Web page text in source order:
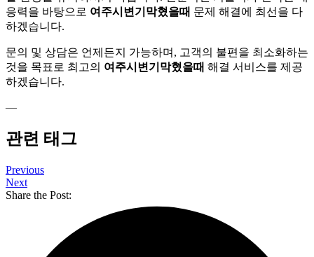
응력을 바탕으로 여주시변기막혔을때 문제 해결에 최선을 다
하겠습니다.
문의 및 상담은 언제든지 가능하며, 고객의 불편을 최소화하는
것을 목표로 최고의 여주시변기막혔을때 해결 서비스를 제공
하겠습니다.
—
관련 태그
Previous
Next
Share the Post: